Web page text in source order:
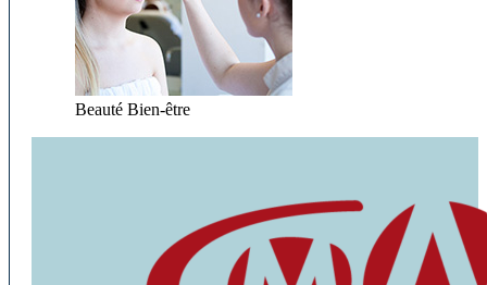
Beauté Bien-être